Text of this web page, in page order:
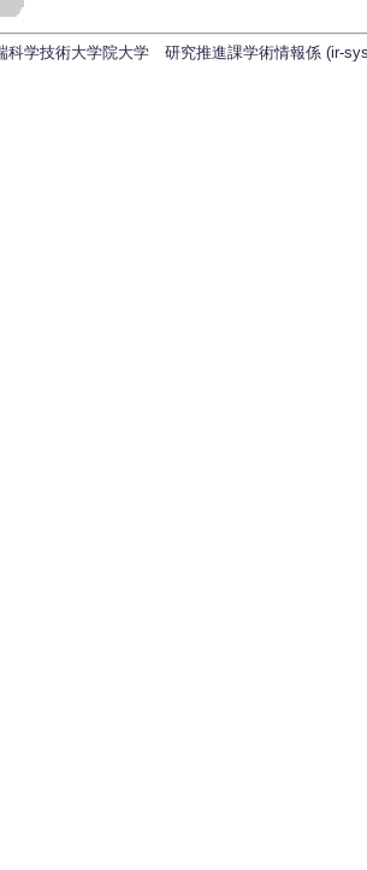
科学技術大学院大学 研究推進課学術情報係 (ir-